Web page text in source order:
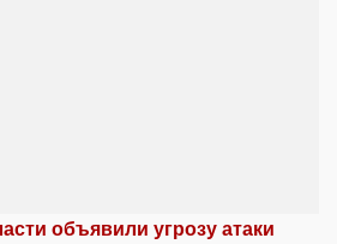
объявили угрозу атаки